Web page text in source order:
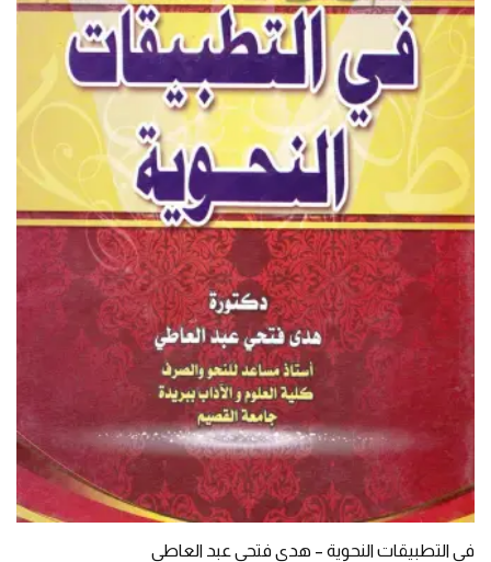
في التطبيقات النحوية – هدى فتحي عبد العاطي